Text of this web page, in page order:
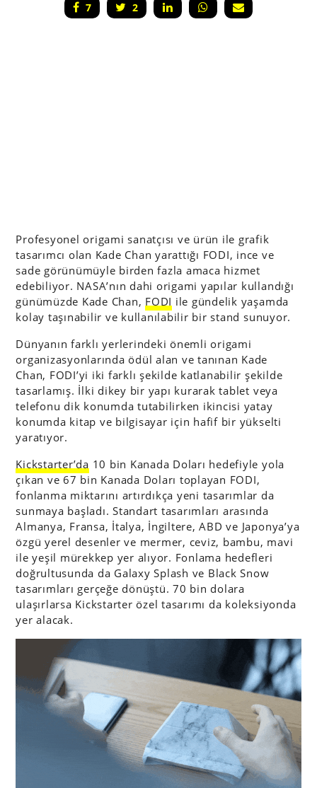
7 2
Profesyonel origami sanatçısı ve ürün ile grafik
tasarımcı olan Kade Chan yarattığı FODI, ince ve
sade görünümüyle birden fazla amaca hizmet
edebiliyor. NASA’nın dahi origami yapılar kullandığı
günümüzde Kade Chan, FODI ile gündelik yaşamda
kolay taşınabilir ve kullanılabilir bir stand sunuyor.
Dünyanın farklı yerlerindeki önemli origami
organizasyonlarında ödül alan ve tanınan Kade
Chan, FODI’yi iki farklı şekilde katlanabilir şekilde
tasarlamış. İlki dikey bir yapı kurarak tablet veya
telefonu dik konumda tutabilirken ikincisi yatay
konumda kitap ve bilgisayar için hafif bir yükselti
yaratıyor.
Kickstarter’da 10 bin Kanada Doları hedefiyle yola
çıkan ve 67 bin Kanada Doları toplayan FODI,
fonlanma miktarını artırdıkça yeni tasarımlar da
sunmaya başladı. Standart tasarımları arasında
Almanya, Fransa, İtalya, İngiltere, ABD ve Japonya’ya
özgü yerel desenler ve mermer, ceviz, bambu, mavi
ile yeşil mürekkep yer alıyor. Fonlama hedefleri
doğrultusunda da Galaxy Splash ve Black Snow
tasarımları gerçeğe dönüştü. 70 bin dolara
ulaşırlarsa Kickstarter özel tasarımı da koleksiyonda
yer alacak.